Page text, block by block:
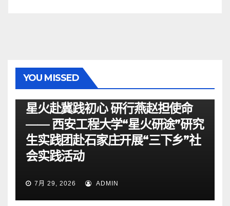
YOU MISSED
星火赴冀践初心 研行燕赵担使命
—— 西安工程大学“星火研途”研究
生实践团赴石家庄开展“三下乡”社
会实践活动
7月 29, 2026 ADMIN